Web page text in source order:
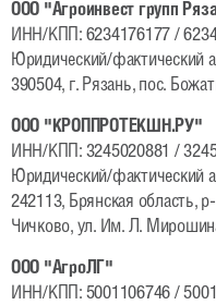
ООО "Агроинвест групп
ИНН/КПП: 6234176177 /
Юридический/фактический
390504, г. Рязань, пос.
ООО "КРОППРОТЕКШН.РУ"
ИНН/КПП: 3245020881 /
Юридический/фактический
242113, Брянская область,
Чичково, ул. Им. Л.
ООО "АгроЛГ"
ИНН/КПП: 5001106746 /